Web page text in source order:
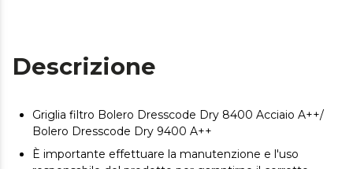
Descrizione
Griglia filtro Bolero Dresscode Dry 8400 Acciaio A++/
Bolero Dresscode Dry 9400 A++
È importante effettuare la manutenzione e l'uso